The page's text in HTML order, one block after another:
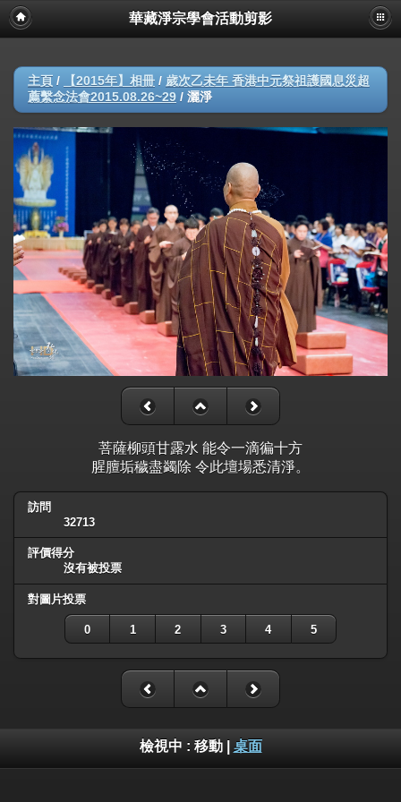
華藏淨宗學會活動剪影
主頁 / 【2015年】相冊 / 歲次乙未年 香港中元祭祖護國息災超
薦繫念法會2015.08.26~29 / 灑淨
菩薩柳頭甘露水 能令一滴徧十方
腥膻垢穢盡蠲除 令此壇場悉清淨。
訪問
32713
評價得分
沒有被投票
對圖片投票
0 1 2 3 4 5
檢視中 : 移動| 桌面